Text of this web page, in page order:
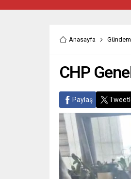
Anasayfa Gündem
CHP
Paylaş